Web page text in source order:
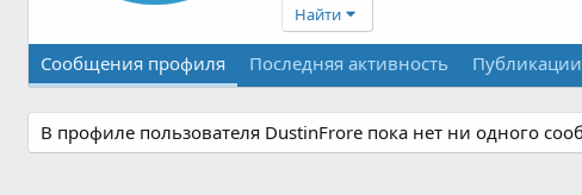
Найти
Сообщения профиля Последняя активность Публикации
В профиле пользователя DustinFrore пока нет ни одного